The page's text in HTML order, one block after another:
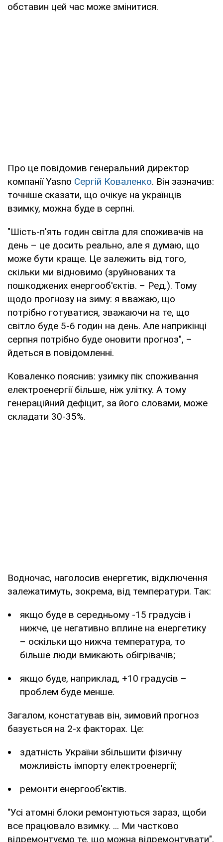
обставин цей час може змінитися.
Про це повідомив генеральний директор
компанії Yasno Сергій Коваленко. Він зазначив:
точніше сказати, що очікує на українців
взимку, можна буде в серпні.
"Шість-п'ять годин світла для споживачів на
день – це досить реально, але я думаю, що
може бути краще. Це залежить від того,
скільки ми відновимо (зруйнованих та
пошкоджених енергооб'єктів. – Ред.). Тому
щодо прогнозу на зиму: я вважаю, що
потрібно готуватися, зважаючи на те, що
світло буде 5-6 годин на день. Але наприкінці
серпня потрібно буде оновити прогноз", –
йдеться в повідомленні.
Коваленко пояснив: узимку пік споживання
електроенергії більше, ніж улітку. А тому
генераційний дефіцит, за його словами, може
складати 30-35%.
Водночас, наголосив енергетик, відключення
залежатимуть, зокрема, від температури. Так:
якщо буде в середньому -15 градусів і
нижче, це негативно вплине на енергетику
– оскільки що нижча температура, то
більше люди вмикають обігрівачів;
якщо буде, наприклад, +10 градусів –
проблем буде менше.
Загалом, констатував він, зимовий прогноз
базується на 2-х факторах. Це:
здатність України збільшити фізичну
можливість імпорту електроенергії;
ремонти енергооб'єктів.
"Усі атомні блоки ремонтуються зараз, щоби
все працювало взимку. ... Ми частково
відремонтуємо те, що можна відремонтувати",